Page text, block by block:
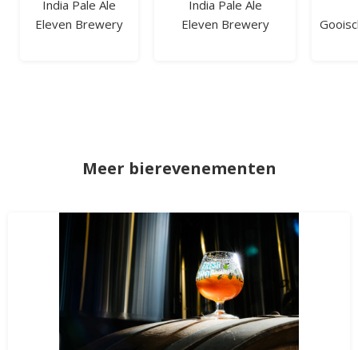
India Pale Ale
Eleven Brewery
India Pale Ale
Eleven Brewery
Meer bierevenementen